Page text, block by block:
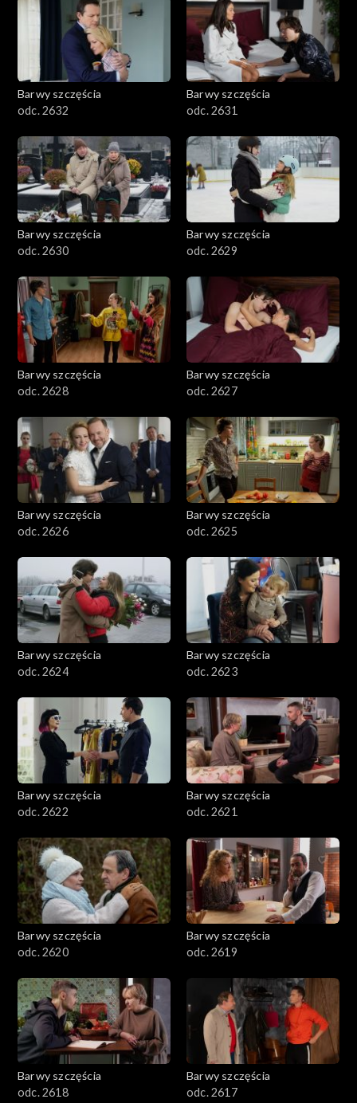
Barwy szczęścia
odc. 2632
Barwy szczęścia
odc. 2631
Barwy szczęścia
odc. 2630
Barwy szczęścia
odc. 2629
Barwy szczęścia
odc. 2628
Barwy szczęścia
odc. 2627
Barwy szczęścia
odc. 2626
Barwy szczęścia
odc. 2625
Barwy szczęścia
odc. 2624
Barwy szczęścia
odc. 2623
Barwy szczęścia
odc. 2622
Barwy szczęścia
odc. 2621
Barwy szczęścia
odc. 2620
Barwy szczęścia
odc. 2619
Barwy szczęścia
odc. 2618
Barwy szczęścia
odc. 2617